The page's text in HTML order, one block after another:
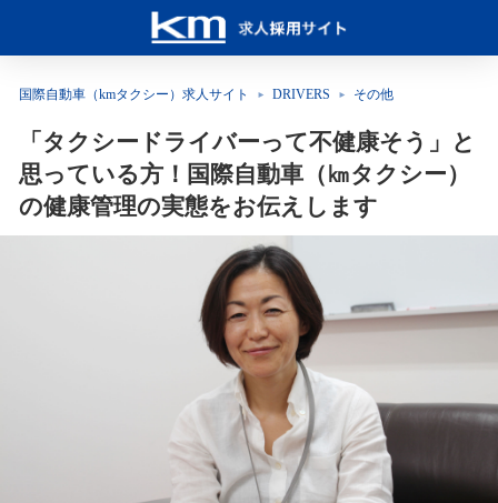
国際自動車（kmタクシー）求人サイト DRIVERS その他
「タクシードライバーって不健康そう」と
思っている方！国際自動車（㎞タクシー）
の健康管理の実態をお伝えします